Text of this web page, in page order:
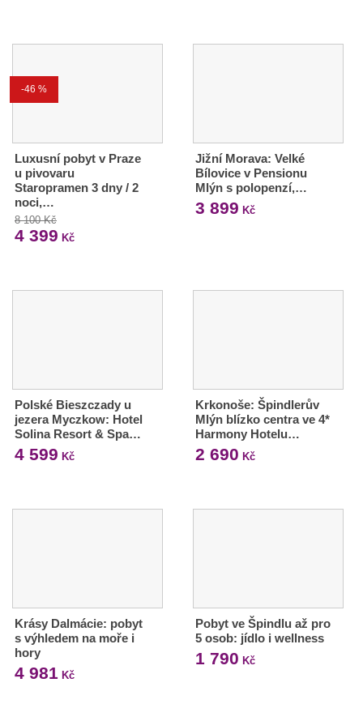
-46 %
Luxusní pobyt v Praze
u pivovaru
Staropramen 3 dny / 2
noci,…
8 100 Kč
4 399 Kč
Jižní Morava: Velké
Bílovice v Pensionu
Mlýn s polopenzí,…
3 899 Kč
Polské Bieszczady u
jezera Myczkow: Hotel
Solina Resort & Spa…
4 599 Kč
Krkonoše: Špindlerův
Mlýn blízko centra ve 4*
Harmony Hotelu…
2 690 Kč
Krásy Dalmácie: pobyt
s výhledem na moře i
hory
4 981 Kč
Pobyt ve Špindlu až pro
5 osob: jídlo i wellness
1 790 Kč